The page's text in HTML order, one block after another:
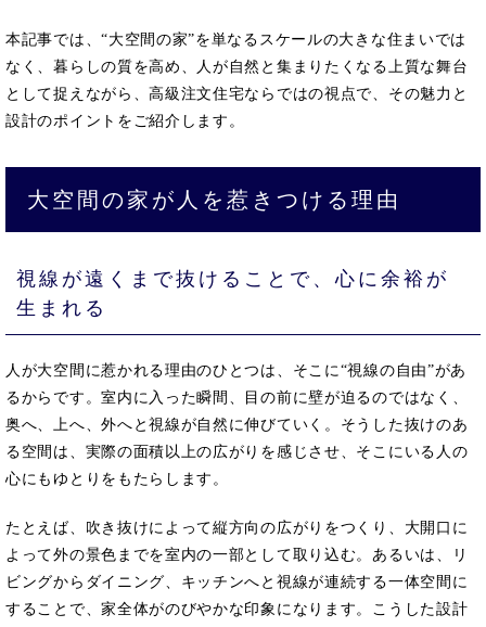
本記事では、“大空間の家”を単なるスケールの大きな住まいでは
なく、暮らしの質を高め、人が自然と集まりたくなる上質な舞台
として捉えながら、高級注文住宅ならではの視点で、その魅力と
設計のポイントをご紹介します。
大空間の家が人を惹きつける理由
視線が遠くまで抜けることで、心に余裕が
生まれる
人が大空間に惹かれる理由のひとつは、そこに“視線の自由”があ
るからです。室内に入った瞬間、目の前に壁が迫るのではなく、
奥へ、上へ、外へと視線が自然に伸びていく。そうした抜けのあ
る空間は、実際の面積以上の広がりを感じさせ、そこにいる人の
心にもゆとりをもたらします。
たとえば、吹き抜けによって縦方向の広がりをつくり、大開口に
よって外の景色までを室内の一部として取り込む。あるいは、リ
ビングからダイニング、キッチンへと視線が連続する一体空間に
することで、家全体がのびやかな印象になります。こうした設計